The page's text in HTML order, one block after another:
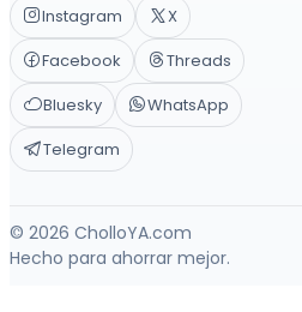
Instagram
X
Facebook
Threads
Bluesky
WhatsApp
Telegram
© 2026 CholloYA.com
Hecho para ahorrar mejor.